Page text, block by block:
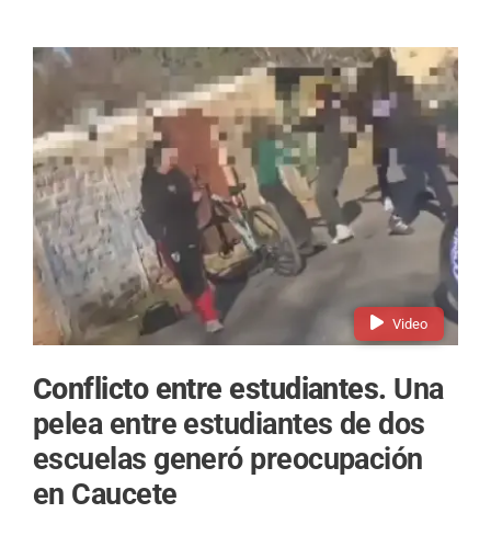
Video
Conflicto entre estudiantes. Una
pelea entre estudiantes de dos
escuelas generó preocupación
en Caucete